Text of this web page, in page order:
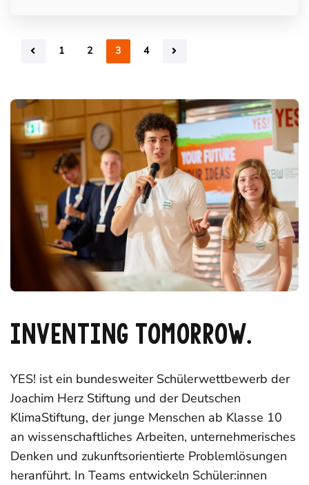
1 2 3 4
INVENTING TOMORROW.
YES! ist ein bundesweiter Schülerwettbewerb der
Joachim Herz Stiftung und der Deutschen
KlimaStiftung, der junge Menschen ab Klasse 10
an wissenschaftliches Arbeiten, unternehmerisches
Denken und zukunftsorientierte Problemlösungen
heranführt. In Teams entwickeln Schüler:innen